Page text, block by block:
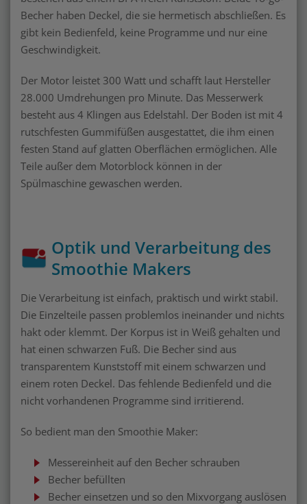
Becher haben Deckel, die sie hermetisch abschließen. Es
gibt kein Bedienfeld, keine Programme und nur eine
Geschwindigkeit.
Der Motor leistet 300 Watt und schafft laut Hersteller
28.000 Umdrehungen pro Minute. Das Messerwerk
besteht aus 4 Klingen aus Edelstahl. Der Boden ist mit 4
rutschfesten Gummifüßen ausgestattet, die ihm einen
festen Stand auf glatten Oberflächen ermöglichen. Alle
Teile außer dem Motorblock können in der
Spülmaschine gewaschen werden.
Optik und Verarbeitung des
Smoothie Makers
Die Verarbeitung ist einfach, praktisch und wirkt stabil.
Die Einzelteile passen problemlos ineinander und nichts
hakt oder klemmt. Der Korpus ist in Weiß gehalten und
hat einen schwarzen Fuß. Die Becher sind aus
transparentem Kunststoff mit einem schwarzen und
einem roten Deckel. Das fehlende Bedienfeld und die
nicht vorhandenen Programme sind irritierend.
So bedient man den Smoothie Maker:
Messereinheit auf den Becher schrauben
Becher befüllten
Becher einsetzen und so den Mixvorgang auslösen